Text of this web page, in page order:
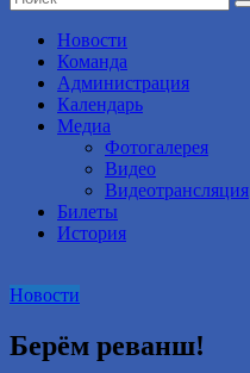
Новости
Команда
Администрация
Календарь
Медиа
Фотогалерея
Видео
Видеотрансляция
Билеты
История
Новости
Берём реванш!